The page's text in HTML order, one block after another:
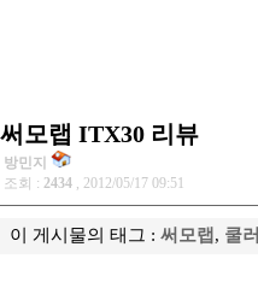
써모랩 ITX30 리뷰
방민지
조회 : 2434 , 2012/05/17 09:51
이 게시물의 태그 : 써모랩 , 쿨러